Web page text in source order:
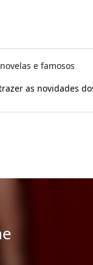
e famosos
as novidades